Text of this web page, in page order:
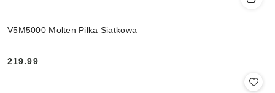
V5M5000 Molten Piłka Siatkowa
Cena:
219.99